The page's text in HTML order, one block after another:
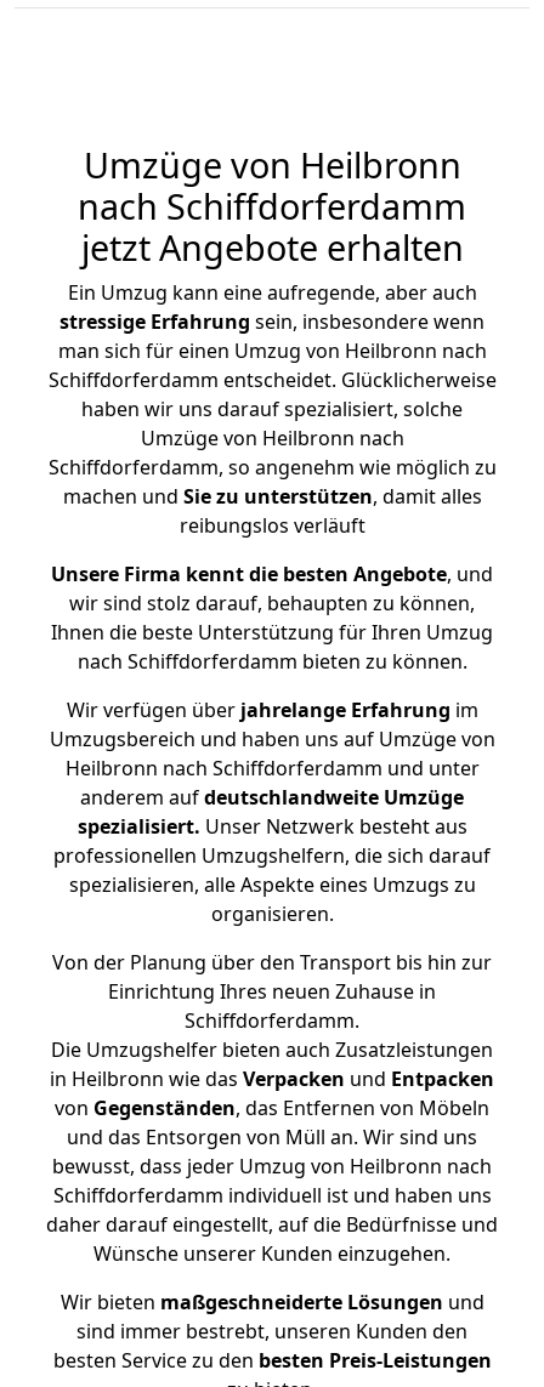
Umzüge von Heilbronn
nach Schiffdorferdamm
jetzt Angebote erhalten
Ein Umzug kann eine aufregende, aber auch
stressige Erfahrung sein, insbesondere wenn
man sich für einen Umzug von Heilbronn nach
Schiffdorferdamm entscheidet. Glücklicherweise
haben wir uns darauf spezialisiert, solche
Umzüge von Heilbronn nach
Schiffdorferdamm, so angenehm wie möglich zu
machen und Sie zu unterstützen, damit alles
reibungslos verläuft
Unsere Firma kennt die besten Angebote, und
wir sind stolz darauf, behaupten zu können,
Ihnen die beste Unterstützung für Ihren Umzug
nach Schiffdorferdamm bieten zu können.
Wir verfügen überjahrelange Erfahrung im
Umzugsbereich und haben uns auf Umzüge von
Heilbronn nach Schiffdorferdamm und unter
anderem aufdeutschlandweite Umzüge
spezialisiert. Unser Netzwerk besteht aus
professionellen Umzugshelfern, die sich darauf
spezialisieren, alle Aspekte eines Umzugs zu
organisieren.
Von der Planung über den Transport bis hin zur
Einrichtung Ihres neuen Zuhause in
Schiffdorferdamm.
Die Umzugshelfer bieten auch Zusatzleistungen
in Heilbronn wie das Verpacken und Entpacken
von Gegenständen, das Entfernen von Möbeln
und das Entsorgen von Müll an. Wir sind uns
bewusst, dass jeder Umzug von Heilbronn nach
Schiffdorferdamm individuell ist und haben uns
daher darauf eingestellt, auf die Bedürfnisse und
Wünsche unserer Kunden einzugehen.
Wir bieten maßgeschneiderte Lösungen und
sind immer bestrebt, unseren Kunden den
besten Service zu den besten Preis-Leistungen